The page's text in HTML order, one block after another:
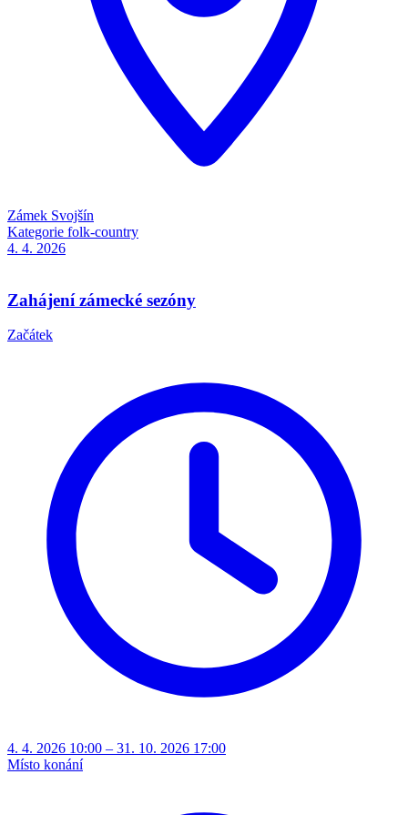
Zámek Svojšín
Kategorie folk-country
4. 4. 2026
Zahájení zámecké sezóny
Začátek
4. 4. 2026 10:00 – 31. 10. 2026 17:00
Místo konání